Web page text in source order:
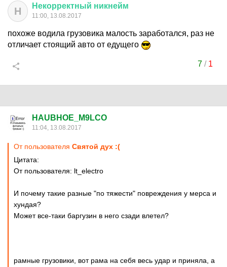
Н Некорректный никнейм
11:00, 13.08.2017
похоже водила грузовика малость заработался, раз не
отличает стоящий авто от едущего
7/ 1
HAUBHOE_M9LCO
11:04, 13.08.2017
От пользователя Святой дух :(
Цитата:
От пользователя: lt_electro
И почему такие разные "по тяжести" повреждения у мерса и
хундая?
Может все-таки баргузин в него сзади влетел?
рамные грузовики, вот рама на себя весь удар и приняла, а